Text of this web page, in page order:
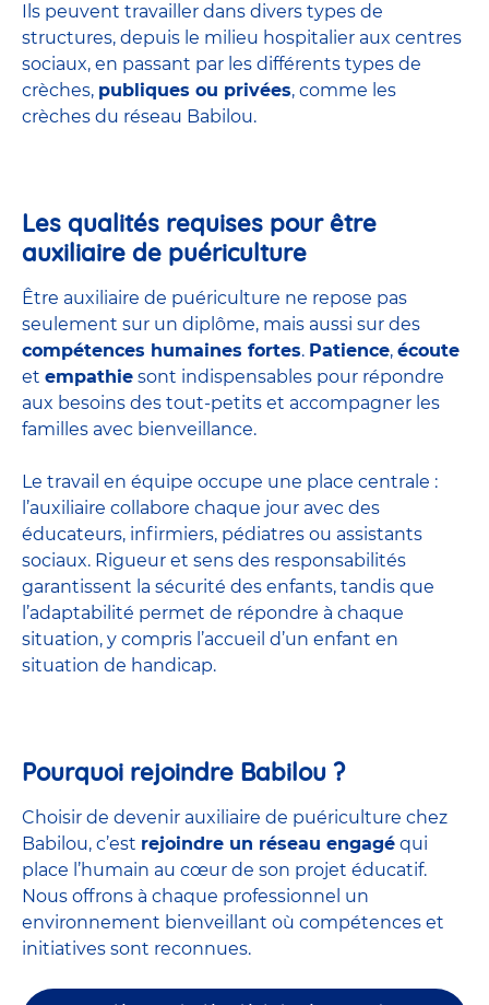
Ils peuvent travailler dans divers types de
structures, depuis le milieu hospitalier aux centres
sociaux, en passant par les différents types de
crèches, publiques ou privées, comme les
crèches du réseau Babilou.
Les qualités requises pour être
auxiliaire de puériculture
Être auxiliaire de puériculture ne repose pas
seulement sur un diplôme, mais aussi sur des
compétences humaines fortes. Patience, écoute
et empathie sont indispensables pour répondre
aux besoins des tout-petits et accompagner les
familles avec bienveillance.
Le travail en équipe occupe une place centrale :
l’auxiliaire collabore chaque jour avec des
éducateurs, infirmiers, pédiatres ou assistants
sociaux. Rigueur et sens des responsabilités
garantissent la sécurité des enfants, tandis que
l’adaptabilité permet de répondre à chaque
situation, y compris l’accueil d’un enfant en
situation de handicap.
Pourquoi rejoindre Babilou ?
Choisir de devenir auxiliaire de puériculture chez
Babilou, c’est rejoindre un réseau engagé qui
place l’humain au cœur de son projet éducatif.
Nous offrons à chaque professionnel un
environnement bienveillant où compétences et
initiatives sont reconnues.